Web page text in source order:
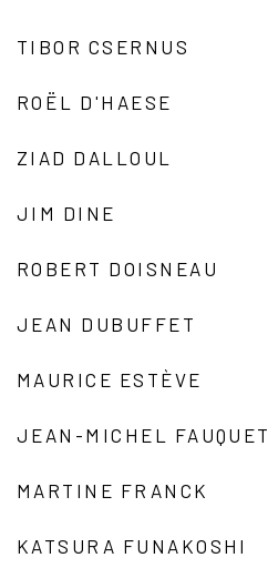
TIBOR CSERNUS
ROËL D'HAESE
ZIAD DALLOUL
JIM DINE
ROBERT DOISNEAU
JEAN DUBUFFET
MAURICE ESTÈVE
JEAN-MICHEL FAUQUET
MARTINE FRANCK
KATSURA FUNAKOSHI